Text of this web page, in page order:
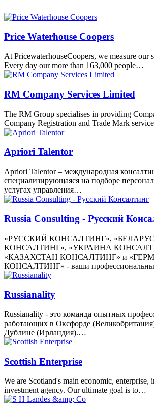
Price Waterhouse Coopers
At PricewaterhouseCoopers, we measure our
Every day our more than 163,000 people…
RM Company Services Limited
The RM Group specialises in providing
Company Registration and Trade Mark
Apriori Talentor
Apriori Talentor – международная
специализирующаяся на подборе
услугах управления…
Russia Consulting - Русский
«РУССКИЙ КОНСАЛТИНГ»,
КОНСАЛТИНГ», «УКРАИНА
«КАЗАХСТАН КОНСАЛТИНГ» и
КОНСАЛТИНГ» - ваши
Russianality
Russianality - это команда опытных
работающих в Оксфорде
Дублине (Ирландия).…
Scottish Enterprise
We are Scotland's main economic, enterprise,
investment agency. Our ultimate goal is to…